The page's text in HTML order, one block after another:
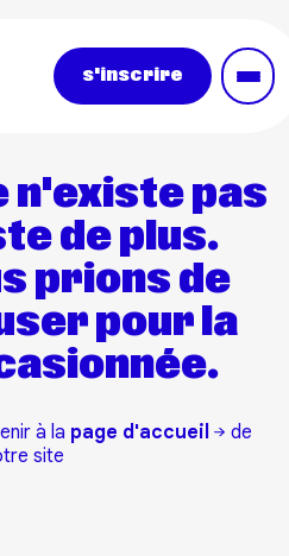
s'inscrire
n'existe pas
de plus.
prions de
pour la
à la page d'accueil
de
site